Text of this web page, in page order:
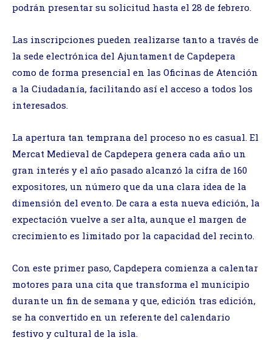
podrán presentar su solicitud hasta el 28 de febrero.
Las inscripciones pueden realizarse tanto a través de
la sede electrónica del Ajuntament de Capdepera
como de forma presencial en las Oficinas de Atención
a la Ciudadanía, facilitando así el acceso a todos los
interesados.
La apertura tan temprana del proceso no es casual. El
Mercat Medieval de Capdepera genera cada año un
gran interés y el año pasado alcanzó la cifra de 160
expositores, un número que da una clara idea de la
dimensión del evento. De cara a esta nueva edición, la
expectación vuelve a ser alta, aunque el margen de
crecimiento es limitado por la capacidad del recinto.
Con este primer paso, Capdepera comienza a calentar
motores para una cita que transforma el municipio
durante un fin de semana y que, edición tras edición,
se ha convertido en un referente del calendario
festivo y cultural de la isla.